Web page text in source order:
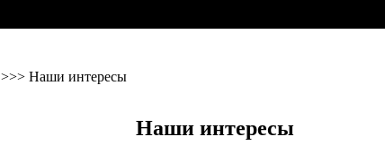
>>>Наши интересы
Наши интересы